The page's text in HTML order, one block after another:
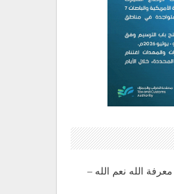
الله نعم الله –